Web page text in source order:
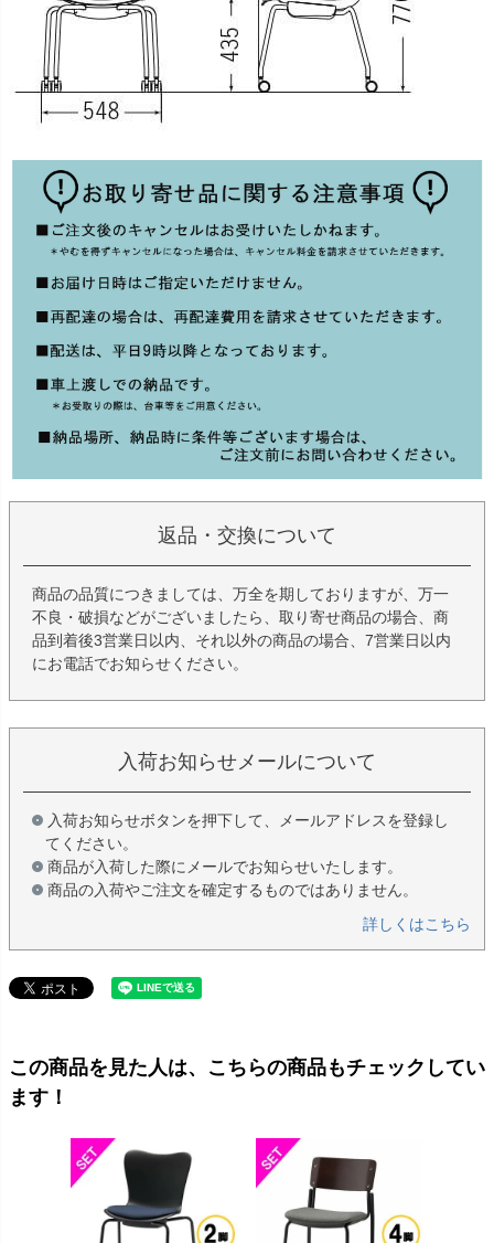
返品・交換について
商品の品質につきましては、万全を期しておりますが、万一
不良・破損などがございましたら、取り寄せ商品の場合、商
品到着後3営業日以内、それ以外の商品の場合、7営業日以内
にお電話でお知らせください。
入荷お知らせメールについて
入荷お知らせボタンを押下して、メールアドレスを登録し
てください。
商品が入荷した際にメールでお知らせいたします。
商品の入荷やご注文を確定するものではありません。
詳しくはこちら
この商品を見た人は、こちらの商品もチェックしてい
ます！